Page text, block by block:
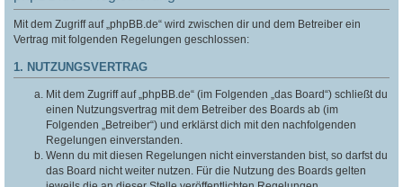
Mit dem Zugriff auf „phpBB.de“ wird zwischen dir und dem Betreiber ein
Vertrag mit folgenden Regelungen geschlossen:
1. NUTZUNGSVERTRAG
Mit dem Zugriff auf „phpBB.de“ (im Folgenden „das Board“) schließt du
einen Nutzungsvertrag mit dem Betreiber des Boards ab (im
Folgenden „Betreiber“) und erklärst dich mit den nachfolgenden
Regelungen einverstanden.
Wenn du mit diesen Regelungen nicht einverstanden bist, so darfst du
das Board nicht weiter nutzen. Für die Nutzung des Boards gelten